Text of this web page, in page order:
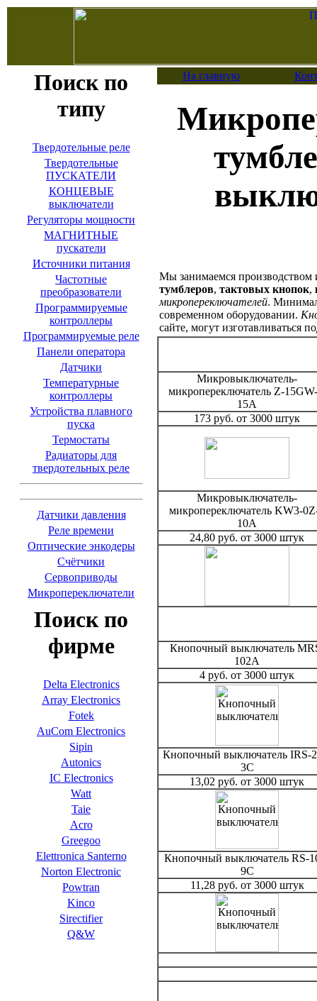
Поиск по
типу
Твердотельные реле
Твердотельные
ПУСКАТЕЛИ
КОНЦЕВЫЕ
выключатели
Регуляторы мощности
МАГНИТНЫЕ
пускатели
Источники питания
Частотные
преобразователи
Программируемые
контроллеры
Программируемые реле
Панели оператора
Датчики
Температурные
контроллеры
Устройства плавного
пуска
Термостаты
Радиаторы для
твердотельных реле
Датчики давления
Реле времени
Оптические энкодеры
Счётчики
Сервоприводы
Микропереключатели
Поиск по
фирме
Delta Electronics
Array Electronics
Fotek
AuCom Electronics
Sipin
Autonics
IC Electronics
Watt
Taie
Acro
Greegoo
Elettronica Santerno
Norton Electronic
Powtran
Kinco
Sirectifier
Q&W
На главную
Мы занимаемся
тумблеров, тактовых кнопок,
микропереключателей.
современном оборудовании.
сайте, могут изготавливаться
Микровыключатель-
микропереключатель Z-
15А
173 руб. от 3000 штук
Микровыключатель-
микропереключатель KW3-
10А
24,80 руб. от 3000 штук
Кнопочный выключатель
102A
4 руб. от 3000 штук
Кнопочный выключатель IRS-
3C
13,02 руб. от 3000 штук
Кнопочный выключатель RS-
9C
11,28 руб. от 3000 штук